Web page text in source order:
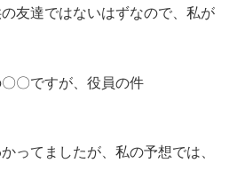
友達ではないはずなので、私が
〇ですが、役員の件
ってましたが、私の予想では、